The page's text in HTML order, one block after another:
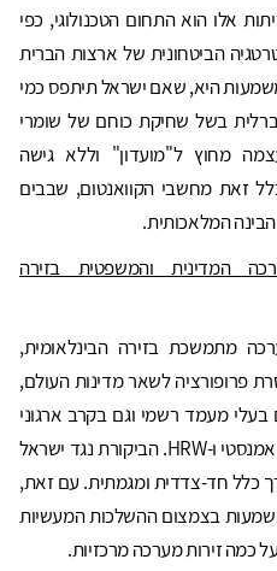
אלו הוא התחום הטכנולוגי, כפי
הביטחונית של ארצות הברית
בחודש אוקטובר 2022. המשמעות היא, שאם ישראל תיתפס כמי
בשל שחיקת כוחם של שומרי
מחוץ ל"מועדון" וללא גישה
זאת מחשבי הקוואנטום, שבבים
המלאכותית.
המדינית והמשפטית בזירה
מתמשכת בזירה הבינלאומית,
פרופורציה לשאר מדינות העולם,
בעלי מעמד רשמי וגם בקרב ארגוני
חברה אזרחית בינלאומיים, ביניהם אמנסטי ו-HRW. הביקורת נגד ישראל
כלל חד-צדדית ומגמתית. עם זאת,
בצמצום ההשלכות המעשיות
כמה זירות מערכה מרכזיות.